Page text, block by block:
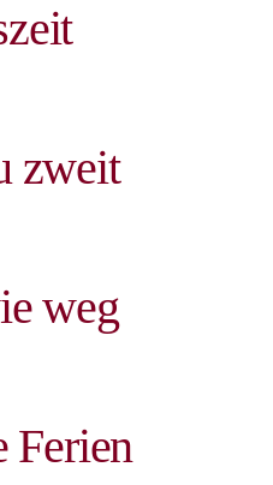
zweit
weg
Ferien